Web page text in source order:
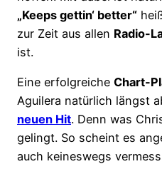
„Keeps gettin‘ better“
zur Zeit aus allen Radio-
ist.
Eine erfolgreiche Chart-
Aguilera natürlich längst
neuen Hit. Denn was
gelingt. So scheint es
auch keineswegs